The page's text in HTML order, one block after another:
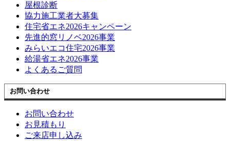
屋根診断
協力施工業者大募集
住宅省エネ2026キャンペーン
先進的窓リノベ2026事業
みらいエコ住宅2026事業
給湯省エネ2026事業
よくあるご質問
お問い合わせ
お問い合わせ
お見積もり
ご来店申し込み